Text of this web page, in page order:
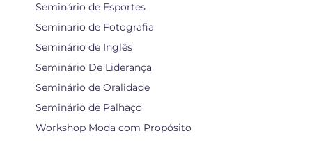
Seminário de Esportes
Seminario de Fotografia
Seminário de Inglês
Seminário De Liderança
Seminário de Oralidade
Seminário de Palhaço
Workshop Moda com Propósito